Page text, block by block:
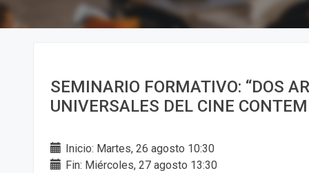
SEMINARIO FORMATIVO: “DOS
UNIVERSALES DEL CINE
Inicio: Martes, 26 agosto 10:30
Fin: Miércoles, 27 agosto 13:30